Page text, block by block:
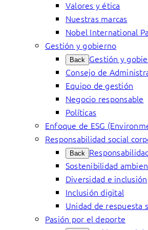
Valores y ética
Nuestras marcas
Nobel International
Gestión y gobierno
Back Gestión y
Consejo de
Equipo de gestión
Negocio responsable
Políticas
Enfoque de ESG
Responsabilidad social
Back
Sostenibilidad
Diversidad e inclusión
Inclusión digital
Unidad de respuesta
Pasión por el deporte